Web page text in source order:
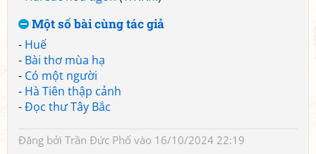
Một số bài cùng tác giả
- Huế
- Bài thơ mùa hạ
- Có một người
- Hà Tiên thập cảnh
-Đọc thư Tây Bắc
Đăng bởi Trần Đức Phổ vào 16/10/2024 22:19